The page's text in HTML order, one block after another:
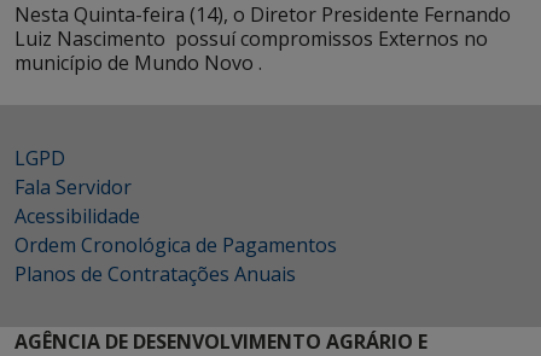
Nesta Quinta-feira (14), o Diretor Presidente Fernando
Luiz Nascimento possuí compromissos Externos no
município de Mundo Novo .
LGPD
Fala Servidor
Acessibilidade
Ordem Cronológica de Pagamentos
Planos de Contratações Anuais
AGÊNCIA DE DESENVOLVIMENTO AGRÁRIO E